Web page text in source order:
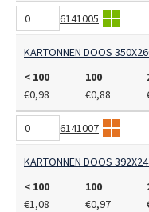
6141005
KARTONNEN DOOS
< 100
100
€0,98
€0,88
6141007
KARTONNEN DOOS
< 100
100
€1,08
€0,97